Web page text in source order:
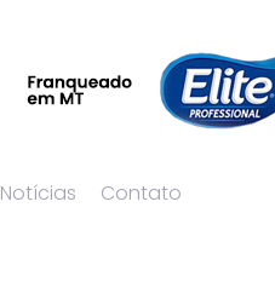
Notícias Contato